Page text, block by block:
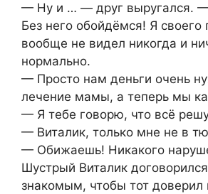
— Ну и … — друг выругался.
Без него обойдёмся! Я своего
вообще не видел никогда и
нормально.
— Просто нам деньги очень
лечение мамы, а теперь мы
— Я тебе говорю, что всё
— Виталик, только мне не в
— Обижаешь! Никакого
Шустрый Виталик
знакомым, чтобы тот доверил